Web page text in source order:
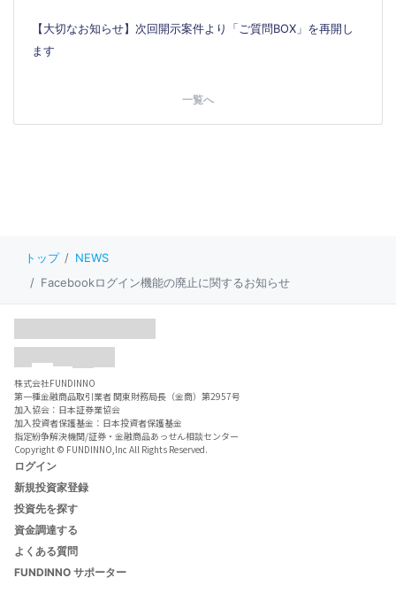
【大切なお知らせ】次回開示案件より「ご質問BOX」を再開し
ます
一覧へ
トップ
NEWS
Facebookログイン機能の廃止に関するお知らせ
株式会社FUNDINNO
第一種金融商品取引業者 関東財務局長（金商）第2957号
加入協会：日本証券業協会
加入投資者保護基金：日本投資者保護基金
指定紛争解決機関/証券・金融商品あっせん相談センター
Copyright © FUNDINNO,Inc All Rights Reserved.
ログイン
新規投資家登録
投資先を探す
資金調達する
よくある質問
FUNDINNO サポーター